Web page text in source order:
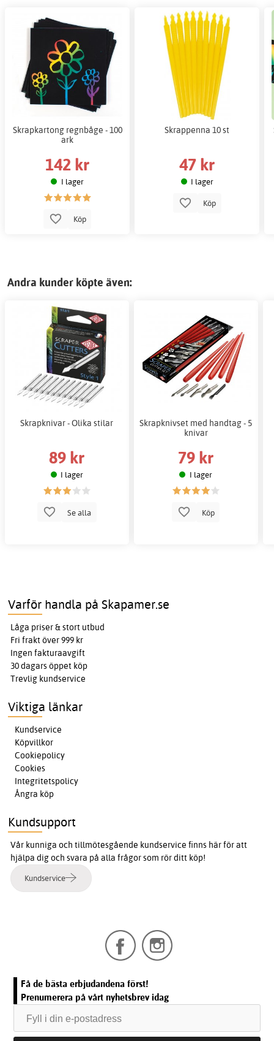
Skrapkartong regnbåge - 100
ark
142 kr
I lager
Köp
Skrappenna 10 st
47 kr
I lager
Köp
Andra kunder köpte även:
Skrapknivar - Olika stilar
89 kr
I lager
Se alla
Skrapknivset med handtag - 5
knivar
79 kr
I lager
Köp
Varför handla på Skapamer.se
Låga priser & stort utbud
Fri frakt över 999 kr
Ingen fakturaavgift
30 dagars öppet köp
Trevlig kundservice
Viktiga länkar
Kundservice
Köpvillkor
Cookiepolicy
Cookies
Integritetspolicy
Ångra köp
Kundsupport
Vår kunniga och tillmötesgående kundservice finns här för att
hjälpa dig och svara på alla frågor som rör ditt köp!
Kundservice
Få de bästa erbjudandena först!
Prenumerera på vårt nyhetsbrev idag